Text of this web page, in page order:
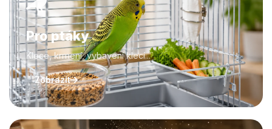
Pro ptáky
Klece, krmení, vybavení klecí...
Zobrazit